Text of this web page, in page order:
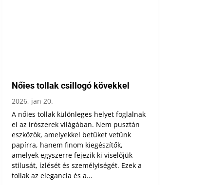
Nőies tollak csillogó kövekkel
2026, jan 20.
A nőies tollak különleges helyet foglalnak
el az írószerek világában. Nem pusztán
eszközök, amelyekkel betűket vetünk
papírra, hanem finom kiegészítők,
amelyek egyszerre fejezik ki viselőjük
stílusát, ízlését és személyiségét. Ezek a
tollak az elegancia és a...